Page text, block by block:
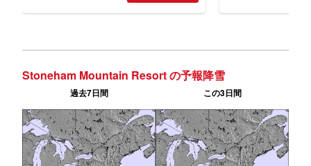
Stoneham Mountain Resort の予報降雪
過去7日間 この3日間